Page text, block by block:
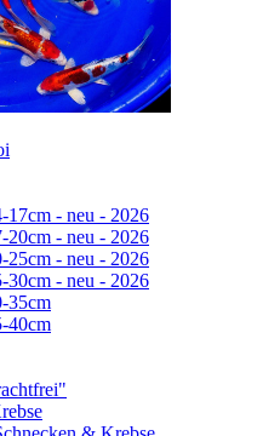
- neu - 2026
- neu - 2026
- neu - 2026
- neu - 2026
35cm
40cm